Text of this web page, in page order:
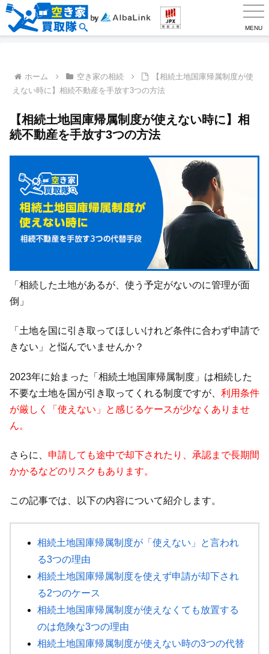
MENU
ホーム 空き家の相続
【相続土地国庫帰属制度が使
えない時に】相続不動産を手放す3つの方法
【相続土地国庫帰属制度が使えない時に】相
続不動産を手放す3つの方法
「相続した土地があるが、使う予定がないのに管理が面
倒」
「土地を国に引き取ってほしいけれど条件に合わず申請で
きない」と悩んでいませんか？
2023年に始まった「相続土地国庫帰属制度」は相続した
不要な土地を国が引き取ってくれる制度ですが、 利用条件
が厳しく「使えない」と感じるケースが少なくありませ
ん。
さらに、 申請しても途中で却下されたり、承認まで長期間
かかるなどのリスクもあります。
この記事では、以下の内容について紹介します。
相続土地国庫帰属制度が「使えない」と言われ
る3つの理由
相続土地国庫帰属制度を使えず申請が却下され
る2つのケース
相続土地国庫帰属制度が使えなくても放置する
のは危険な3つの理由
相続土地国庫帰属制度が使えない時の3つの代替